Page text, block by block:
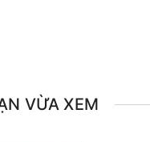
VỪA XEM